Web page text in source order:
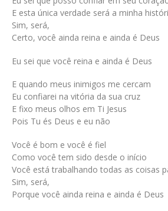
E esta única verdade será a minha
Sim, será,
Certo, você ainda reina e ainda é Deus
Eu sei que você reina e ainda é Deus
E quando meus inimigos me cercam
Eu confiarei na vitória da sua cruz
E fixo meus olhos em Ti Jesus
Pois Tu és Deus e eu não
Você é bom e você é fiel
Como você tem sido desde o início
Você está trabalhando todas as coisas
Sim, será,
Porque você ainda reina e ainda é Deus